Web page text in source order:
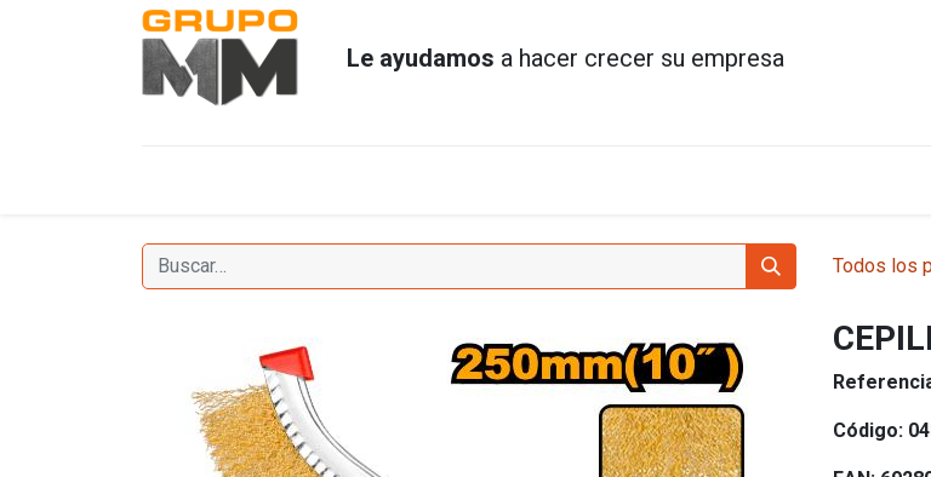
Le ayudamos a hacer crecer su empresa
Todos los
Código: